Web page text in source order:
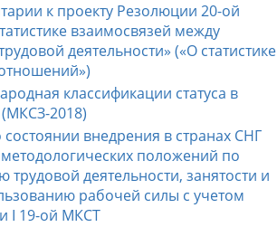
к проекту Резолюции 20-ой
взаимосвязей между
деятельности» («О статистике
классификации статуса в
(МКСЗ-2018)
внедрения в странах СНГ
положений по
трудовой деятельности, занятости и
рабочей силы с учетом
I 19-ой МКСТ